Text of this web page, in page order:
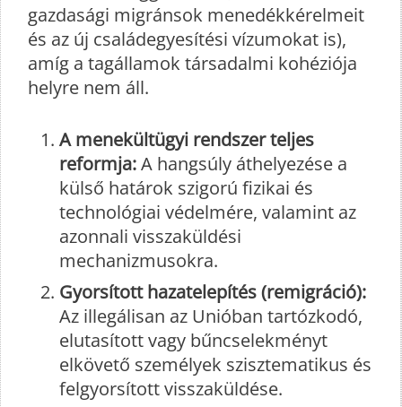
gazdasági migránsok menedékkérelmeit
és az új családegyesítési vízumokat is),
amíg a tagállamok társadalmi kohéziója
helyre nem áll.
A menekültügyi rendszer teljes
reformja:A hangsúly áthelyezése a
külső határok szigorú fizikai és
technológiai védelmére, valamint az
azonnali visszaküldési
mechanizmusokra.
Gyorsított hazatelepítés (remigráció):
Az illegálisan az Unióban tartózkodó,
elutasított vagy bűncselekményt
elkövető személyek szisztematikus és
felgyorsított visszaküldése.